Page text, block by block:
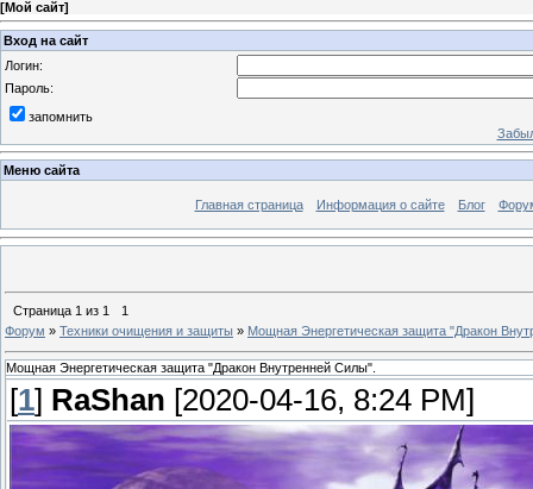
[Мой сайт]
Вход на сайт
Логин:
Пароль:
запомнить
Меню сайта
Главная страница Информация о сайте Блог
Страница 1 из 1
1
Форум » Техники очищения и защиты » Мощная Энергетическая защита "Дракон
Мощная Энергетическая защита "Дракон Внутренней Силы".
[1] RaShan [2020-04-16, 8:24 PM]